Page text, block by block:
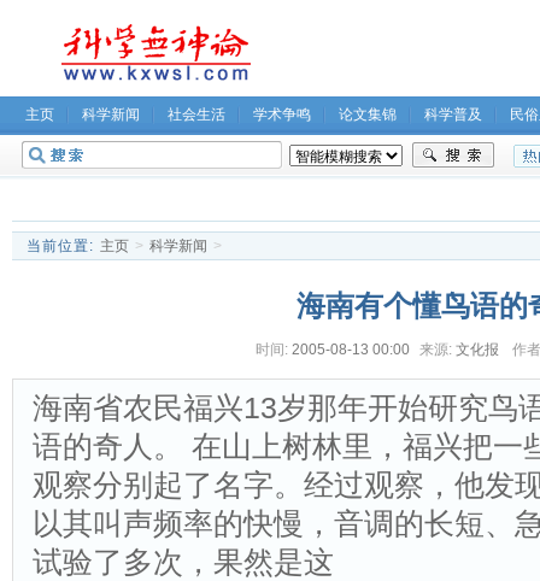
主页 科学新闻 社会生活 学术争鸣 论文集锦 科学普及 民
无神论坛
当前位置: 主页 > 科学新闻 >
海南有个懂鸟语的
时间: 2005-08-13 00:00 来源: 文化报 作
海南省农民福兴13岁那年开始研究鸟
语的奇人。 在山上树林里，福兴把一
观察分别起了名字。经过观察，他发
以其叫声频率的快慢，音调的长短、
试验了多次，果然是这